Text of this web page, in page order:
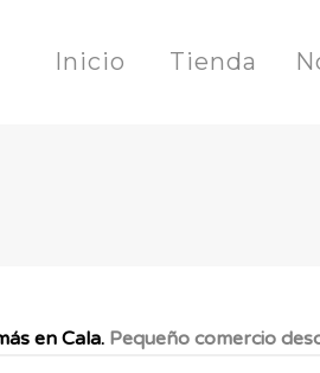
Inicio Tienda
en Cala. Pequeño comercio